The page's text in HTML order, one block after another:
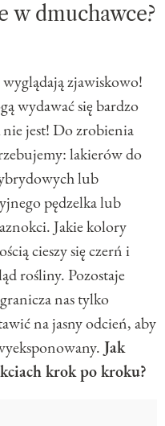
w dmuchawce?
wyglądają zjawiskowo!
wydawać się bardzo
jest! Do zrobienia
lakierów do
lub
pędzelka lub
Jakie kolory
cieszy się czerń i
rośliny. Pozostaje
nas tylko
na jasny odcień, aby
Jak
krok po kroku?